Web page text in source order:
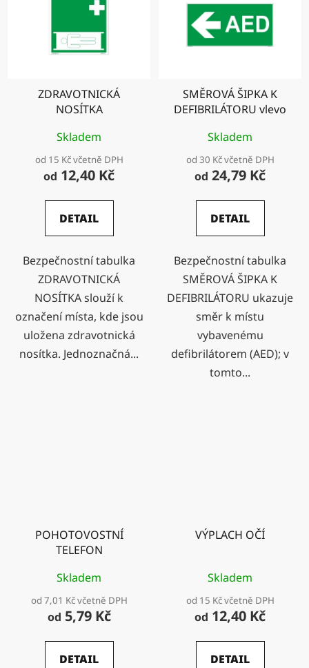
ZDRAVOTNICKÁ
NOSÍTKA
Skladem
od 15 Kč včetně DPH
od 12,40 Kč
DETAIL
Bezpečnostní tabulka
ZDRAVOTNICKÁ
NOSÍTKA slouží k
označení místa, kde jsou
uložena zdravotnická
nosítka. Jednoznačná...
SMĚROVÁ ŠIPKA K
DEFIBRILÁTORU vlevo
Skladem
od 30 Kč včetně DPH
od 24,79 Kč
DETAIL
Bezpečnostní tabulka
SMĚROVÁ ŠIPKA K
DEFIBRILÁTORU ukazuje
směr k místu
vybavenému
defibrilátorem (AED); v
tomto...
POHOTOVOSTNÍ
TELEFON
Skladem
od 7,01 Kč včetně DPH
od 5,79 Kč
DETAIL
VÝPLACH OČÍ
Skladem
od 15 Kč včetně DPH
od 12,40 Kč
DETAIL